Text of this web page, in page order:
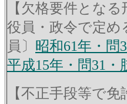
【欠格要件とな
役員・政令で定
員〕 昭和61年・問
平成15年・問31・
【不正手段等で